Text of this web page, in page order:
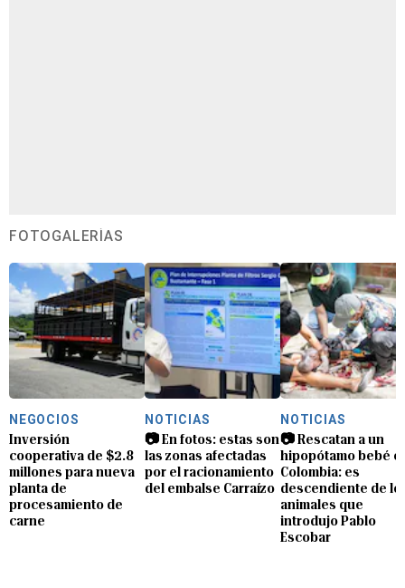
FOTOGALERÍAS
NEGOCIOS
Inversión
cooperativa de $2.8
millones para nueva
planta de
procesamiento de
carne
NOTICIAS
📷 En fotos: estas son
las zonas afectadas
por el racionamiento
del embalse Carraízo
NOTICIAS
📷 Rescatan a un
hipopótamo bebé
Colombia: es
descendiente de
animales que
introdujo Pablo
Escobar